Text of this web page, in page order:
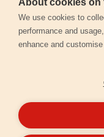
© 2026
Személyes
Kapcsolat
Garancia
About cookies on
We use cookies to
performance and
enhance and